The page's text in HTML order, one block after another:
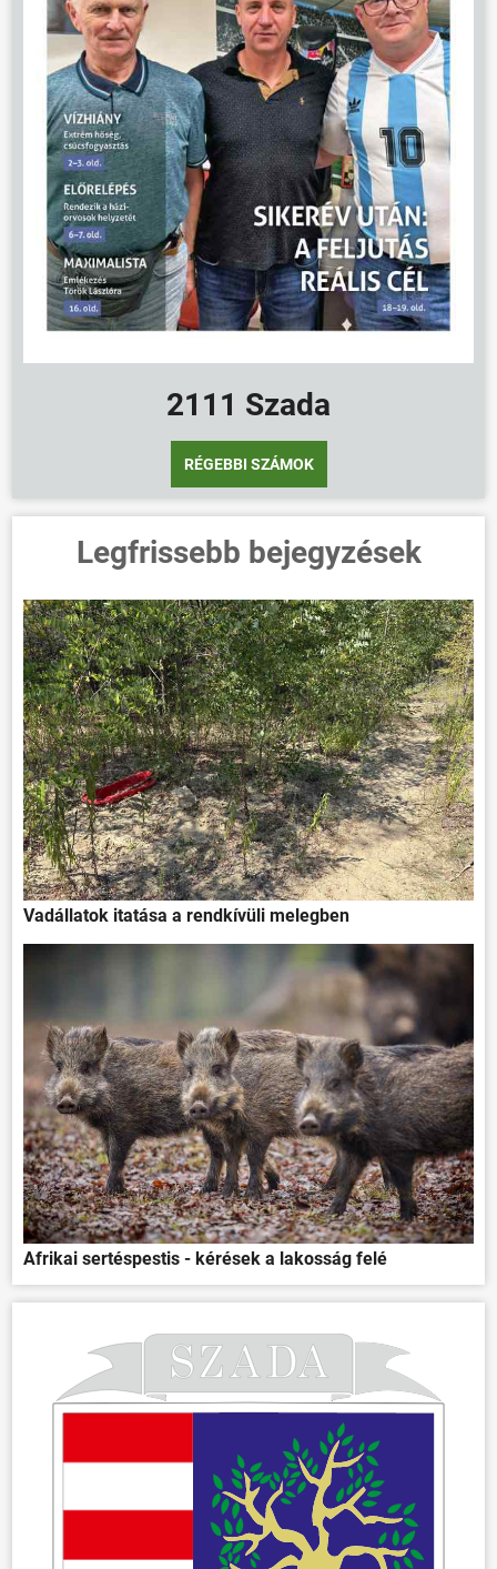
2111 Szada
RÉGEBBI SZÁMOK
Legfrissebb bejegyzések
Vadállatok itatása a rendkívüli melegben
Afrikai sertéspestis - kérések a lakosság felé